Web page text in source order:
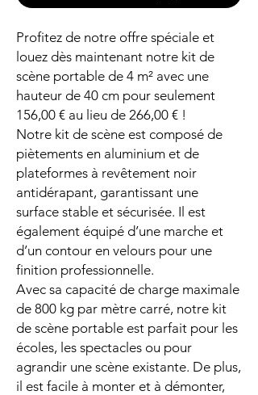
Profitez de notre offre spéciale et
louez dès maintenant notre kit de
scène portable de 4 m² avec une
hauteur de 40 cm pour seulement
156,00 € au lieu de 266,00 € !
Notre kit de scène est composé de
piètements en aluminium et de
plateformes à revêtement noir
antidérapant, garantissant une
surface stable et sécurisée. Il est
également équipé d’une marche et
d’un contour en velours pour une
finition professionnelle.
Avec sa capacité de charge maximale
de 800 kg par mètre carré, notre kit
de scène portable est parfait pour les
écoles, les spectacles ou pour
agrandir une scène existante. De plus,
il est facile à monter et à démonter,